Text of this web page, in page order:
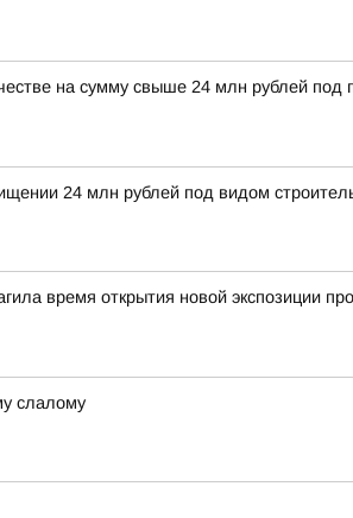
на сумму свыше 24 млн рублей под
24 млн рублей под видом
время открытия новой экспозиции
слалому